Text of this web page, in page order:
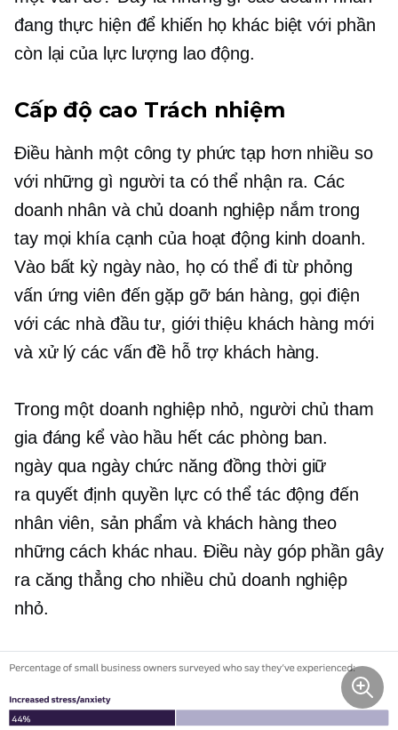
đang thực hiện để khiến họ khác biệt với phần
còn lại của lực lượng lao động.
Cấp độ cao Trách nhiệm
Điều hành một công ty phức tạp hơn nhiều so
với những gì người ta có thể nhận ra. Các
doanh nhân và chủ doanh nghiệp nắm trong
tay mọi khía cạnh của hoạt động kinh doanh.
Vào bất kỳ ngày nào, họ có thể đi từ phỏng
vấn ứng viên đến gặp gỡ bán hàng, gọi điện
với các nhà đầu tư, giới thiệu khách hàng mới
và xử lý các vấn đề hỗ trợ khách hàng.
Trong một doanh nghiệp nhỏ, người chủ tham
gia đáng kể vào hầu hết các phòng ban.
ngày qua ngàychức năng đồng thời giữ
ra quyết định quyền lực có thể tác động đến
nhân viên, sản phẩm và khách hàng theo
những cách khác nhau. Điều này góp phần gây
ra căng thẳng cho nhiều chủ doanh nghiệp
nhỏ.